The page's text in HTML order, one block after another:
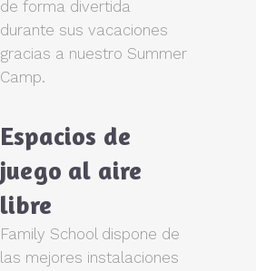
de forma divertida
durante sus vacaciones
gracias a nuestro Summer
Camp.
Espacios de
juego al aire
libre
Family School dispone de
las mejores instalaciones